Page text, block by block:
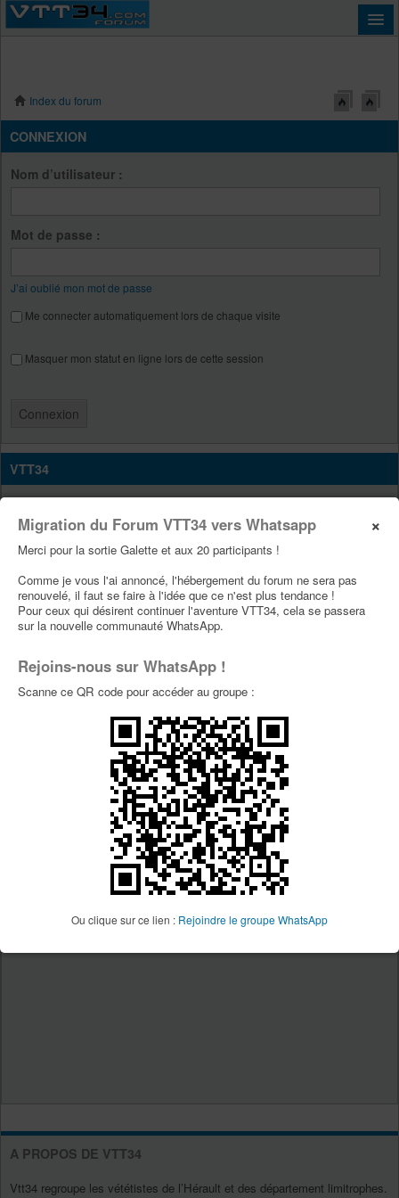
×
Migration du Forum VTT34 vers Whatsapp
Merci pour la sortie Galette et aux 20 participants !
Comme je vous l'ai annoncé, l'hébergement du forum ne sera pas
renouvelé, il faut se faire à l'idée que ce n'est plus tendance !
Pour ceux qui désirent continuer l'aventure VTT34, cela se passera
sur la nouvelle communauté WhatsApp.
Rejoins-nous sur WhatsApp !
Scanne ce QR code pour accéder au groupe :
Ou clique sur ce lien : Rejoindre le groupe WhatsApp
Index du forum
CONNEXION
Nom d’utilisateur :
Mot de passe :
J’ai oublié mon mot de passe
Me connecter automatiquement lors de chaque visite
Masquer mon statut en ligne lors de cette session
VTT34
Site Vtt34
Page Facebook Vtt34
Page Youtube Vtt34
PUBLICITÉS
A PROPOS DE VTT34
Vtt34 regroupe les vététistes de l’Hérault et des département limitrophes.